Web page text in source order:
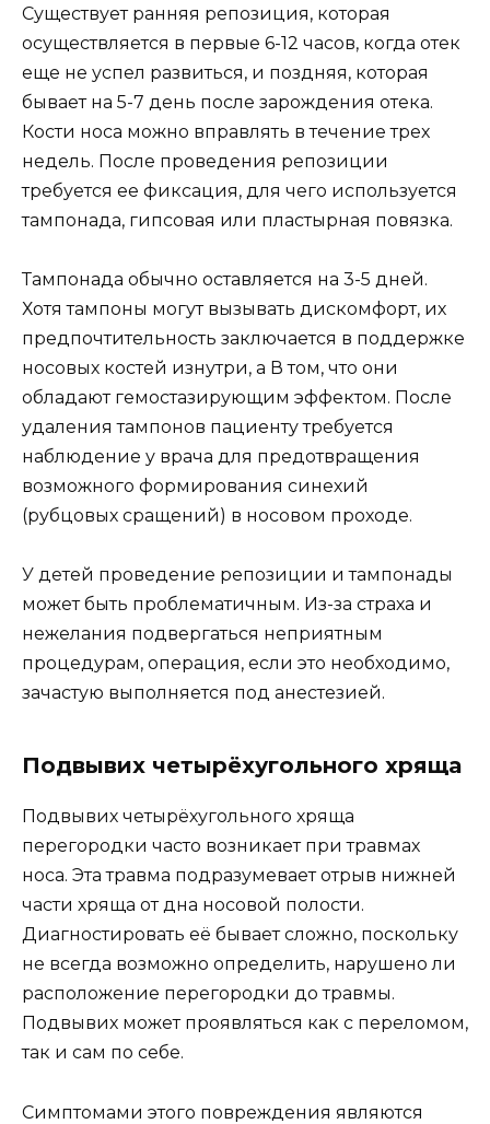
Существует ранняя репозиция, которая
осуществляется в первые 6-12 часов, когда отек
еще не успел развиться, и поздняя, которая
бывает на 5-7 день после зарождения отека.
Кости носа можно вправлять в течение трех
недель. После проведения репозиции
требуется ее фиксация, для чего используется
тампонада, гипсовая или пластырная повязка.
Тампонада обычно оставляется на 3-5 дней.
Хотя тампоны могут вызывать дискомфорт, их
предпочтительность заключается в поддержке
носовых костей изнутри, а В том, что они
обладают гемостазирующим эффектом. После
удаления тампонов пациенту требуется
наблюдение у врача для предотвращения
возможного формирования синехий
(рубцовых сращений) в носовом проходе.
У детей проведение репозиции и тампонады
может быть проблематичным. Из-за страха и
нежелания подвергаться неприятным
процедурам, операция, если это необходимо,
зачастую выполняется под анестезией.
Подвывих четырёхугольного хряща
Подвывих четырёхугольного хряща
перегородки часто возникает при травмах
носа. Эта травма подразумевает отрыв нижней
части хряща от дна носовой полости.
Диагностировать её бывает сложно, поскольку
не всегда возможно определить, нарушено ли
расположение перегородки до травмы.
Подвывих может проявляться как с переломом,
так и сам по себе.
Симптомами этого повреждения являются